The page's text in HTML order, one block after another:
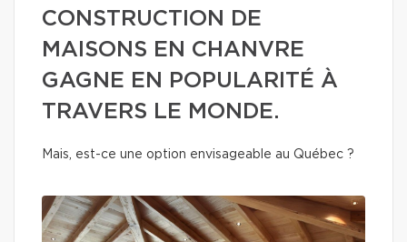
CONSTRUCTION DE
MAISONS EN CHANVRE
GAGNE EN POPULARITÉ À
TRAVERS LE MONDE.
Mais, est-ce une option envisageable au Québec ?